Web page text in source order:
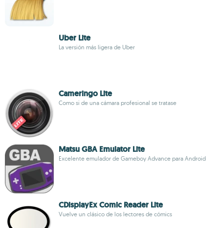
Uber Lite
La versión más ligera de Uber
Cameringo Lite
Como si de una cámara profesional se tratase
Matsu GBA Emulator Lite
Excelente emulador de Gameboy Advance para Android
CDisplayEx Comic Reader Lite
Vuelve un clásico de los lectores de cómics